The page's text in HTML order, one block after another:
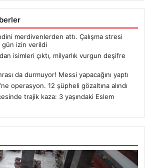
merdivenlerden attı. Çalışma stresi
gün izin verildi
isimleri çıktı, milyarlık vurgun deşifre
da durmuyor! Messi yapacağını yaptı
operasyon. 12 şüpheli gözaltına alındı
trajik kaza: 3 yaşındaki Eslem